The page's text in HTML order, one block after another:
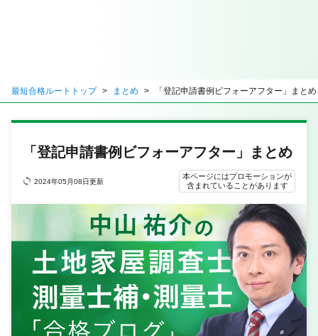
最短合格ルートトップ まとめ 「登記申請書例ビフォーアフター」まとめ
「登記申請書例ビフォーアフター」まとめ
2024年05月08日更新
本ページにはプロモーションが
含まれていることがあります